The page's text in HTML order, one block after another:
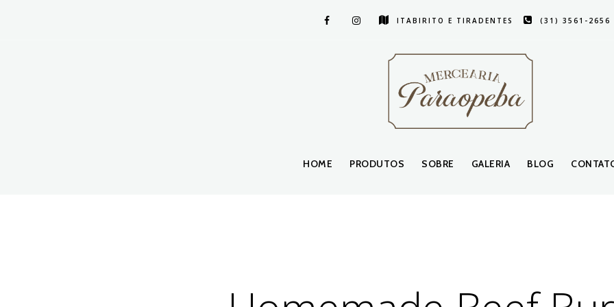
ITABIRITO E TIRADENTES (31) 3561-2656
HOME PRODUTOS SOBRE GALERIA BLOG